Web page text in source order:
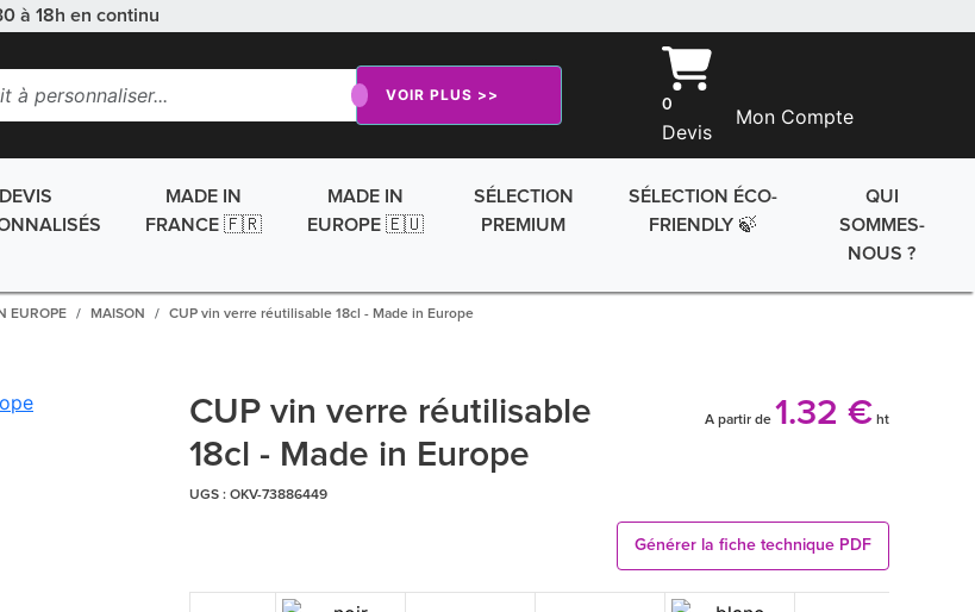
à 18h en continu
VOIR PLUS >>
0
Devis
Mon Compte
DEVIS
MADE IN
FRANCE 🇫🇷
MADE IN
EUROPE 🇪🇺
SÉLECTION
PREMIUM
SÉLECTION ÉCO-
FRIENDLY 🍃
QUI
SOMMES-
NOUS ?
EUROPE MAISON CUP vin verre réutilisable 18cl - Made in Europe
CUP vin verre réutilisable
18cl - Made in Europe
A partir de 1.32 € ht
UGS : OKV-73886449
Générer la fiche technique PDF